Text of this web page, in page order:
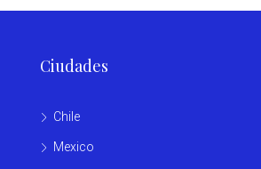
Ciudades
Chile
Mexico